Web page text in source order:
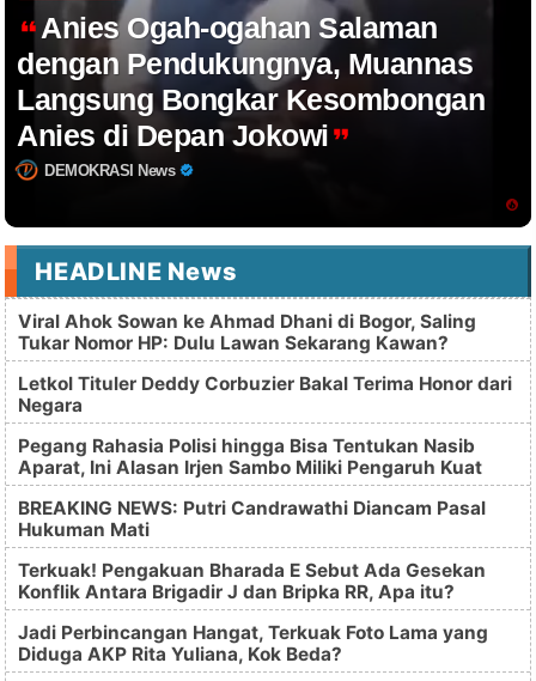
Anies Ogah-ogahan Salaman
dengan Pendukungnya, Muannas
Langsung Bongkar Kesombongan
Anies di Depan Jokowi
DEMOKRASI News
HEADLINE News
Viral Ahok Sowan ke Ahmad Dhani di Bogor, Saling
Tukar Nomor HP: Dulu Lawan Sekarang Kawan?
Letkol Tituler Deddy Corbuzier Bakal Terima Honor dari
Negara
Pegang Rahasia Polisi hingga Bisa Tentukan Nasib
Aparat, Ini Alasan Irjen Sambo Miliki Pengaruh Kuat
BREAKING NEWS: Putri Candrawathi Diancam Pasal
Hukuman Mati
Terkuak! Pengakuan Bharada E Sebut Ada Gesekan
Konflik Antara Brigadir J dan Bripka RR, Apa itu?
Jadi Perbincangan Hangat, Terkuak Foto Lama yang
Diduga AKP Rita Yuliana, Kok Beda?